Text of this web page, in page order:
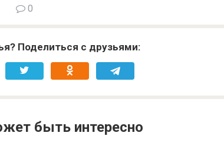
0
Поделиться с друзьями:
быть интересно